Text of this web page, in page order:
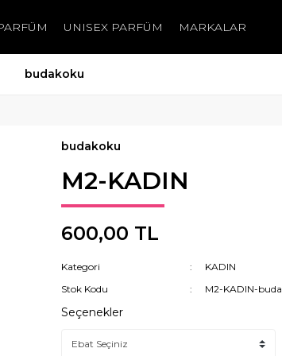
UNISEX PARFÜM MARKALAR
budakoku
budakoku
M2-KADIN
600,00 TL
Kategori
KADIN
Stok Kodu
M2-KADIN-buda
Seçenekler